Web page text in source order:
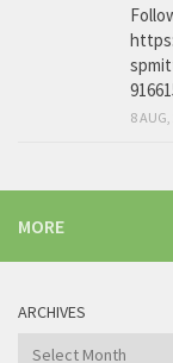
8
MORE
ARCHIVES
Archives